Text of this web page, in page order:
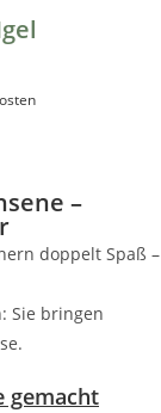
–
doppelt Spaß –
Sie bringen
gemacht